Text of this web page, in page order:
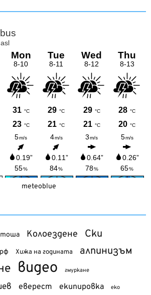
meteoblue
Колоездене Ски
Хижа на годината алпинизъм
видео гмуркане
еверест екипировка еко